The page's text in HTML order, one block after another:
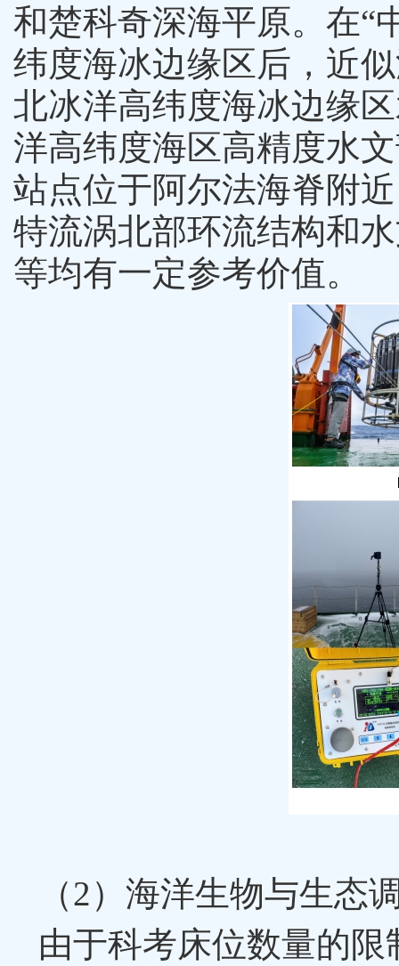
和楚科奇深海平原。在“
纬度海冰边缘区后，近
北冰洋高纬度海冰边缘
洋高纬度海区高精度水
站点位于阿尔法海脊附
特流涡北部环流结构和
等均有一定参考价值。
（2）海洋生物与生态
由于科考床位数量的